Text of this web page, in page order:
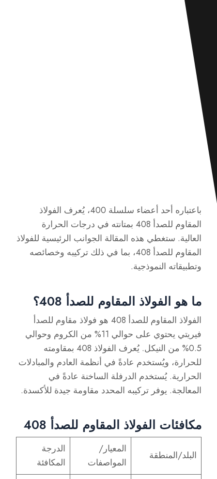
باعتباره أحد أعضاء سلسلة 400، يُعرف الفولاذ
المقاوم للصدأ 408 بمتانته في درجات الحرارة
العالية. ستغطي هذه المقالة الجوانب الرئيسية للفولاذ
المقاوم للصدأ 408، بما في ذلك تركيبه وخصائصه
وتطبيقاته النموذجية.
ما هو الفولاذ المقاوم للصدأ 408؟
الفولاذ المقاوم للصدأ 408 هو فولاذ مقاوم للصدأ
فيريتي يحتوي على حوالي 11% من الكروم وحوالي
0.5% من النيكل. يُعرف الفولاذ 408 بمقاومته
للحرارة، ويُستخدم عادةً في أنظمة العادم والمبادلات
الحرارية. يُستخدم الدرفلة الساخنة عادةً في
المعالجة. يوفر تركيبه المحدد مقاومة جيدة للأكسدة.
مكافئات الفولاذ المقاوم للصدأ 408
البلد/المنطقة
المعيار/
المواصفات
الدرجة
المكافئة